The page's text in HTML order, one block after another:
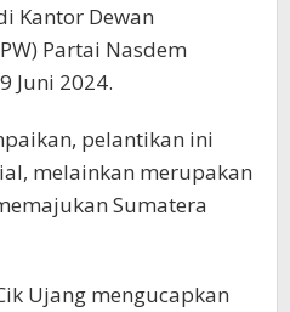
Kantor Dewan
Partai Nasdem
Juni 2024.
pelantikan ini
melainkan merupakan
Sumatera
Ujang mengucapkan